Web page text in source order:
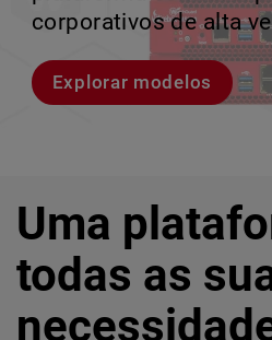
corporativos de alta
Explorar modelos
violações e
Explore o CloudDR
perder o ritmo.
Conheça Rai
crescimento escalável.
Conheça o WatchGuard
Uma
todas as